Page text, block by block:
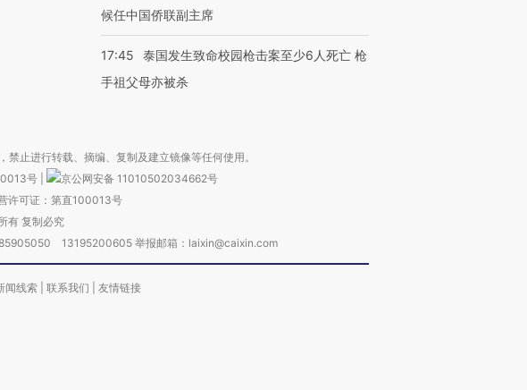
候任中国侨联副主席
17:45
泰国发生致命校园枪击案至少6人死亡 枪
手祖父母亦被杀
止进行转载、摘编、复制及建立镜像等任何使用。
号
京公网安备 11010502034662号
许可证：第直100013号
有 复制必究
85905050 13195200605 举报邮箱：laixin@caixin.com
闻线索 联系我们 友情链接